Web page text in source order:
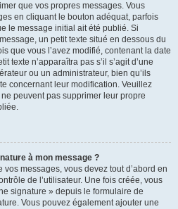
que vos propres messages. Vous
en cliquant le bouton adéquat, parfois
le message initial ait été publié. Si
un petit texte situé en dessous du
que vous l’avez modifié, contenant la date
texte n’apparaîtra pas s’il s’agit d’une
ou un administrateur, bien qu’ils
concernant leur modification. Veuillez
peuvent pas supprimer leur propre
à mon message ?
messages, vous devez tout d’abord en
de l’utilisateur. Une fois créée, vous
signature » depuis le formulaire de
Vous pouvez également ajouter une